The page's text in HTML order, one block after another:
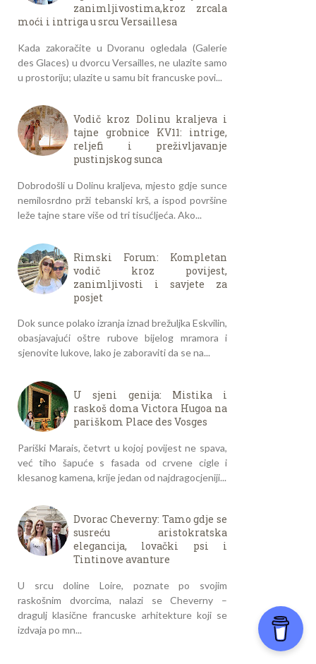
zanimljivostima,kroz zrcala
moći i intriga u srcu Versaillesa
Kada zakoračite u Dvoranu ogledala (Galerie
des Glaces) u dvorcu Versailles, ne ulazite samo
u prostoriju; ulazite u samu bit francuske povi...
Vodič kroz Dolinu kraljeva i
tajne grobnice KV11: intrige,
reljefi i preživljavanje
pustinjskog sunca
Dobrodošli u Dolinu kraljeva, mjesto gdje sunce
nemilosrdno prži tebanski krš, a ispod površine
leže tajne stare više od tri tisućljeća. Ako...
Rimski Forum: Kompletan
vodič kroz povijest,
zanimljivosti i savjete za
posjet
Dok sunce polako izranja iznad brežuljka Eskvilin,
obasjavajući oštre rubove bijelog mramora i
sjenovite lukove, lako je zaboraviti da se na...
U sjeni genija: Mistika i
raskoš doma Victora Hugoa na
pariškom Place des Vosges
Pariški Marais, četvrt u kojoj povijest ne spava,
već tiho šapuće s fasada od crvene cigle i
klesanog kamena, krije jedan od najdragocjeniji...
Dvorac Cheverny: Tamo gdje se
susreću aristokratska
elegancija, lovački psi i
Tintinove avanture
U srcu doline Loire, poznate po svojim
raskošnim dvorcima, nalazi se Cheverny –
dragulj klasične francuske arhitekture koji se
izdvaja po mn...